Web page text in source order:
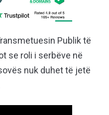
Publik të
se roli i serbëve në
nuk duhet të jetë